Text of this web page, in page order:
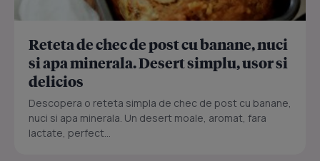
Reteta de chec de post cu banane, nuci
si apa minerala. Desert simplu, usor si
delicios
Descopera o reteta simpla de chec de post cu banane,
nuci si apa minerala. Un desert moale, aromat, fara
lactate, perfect...